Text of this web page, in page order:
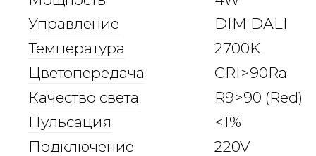
Пульсация
<1%
Подключение
220V
Цветопередача
CRI>90Ra
Качество света
R9>90 (Red)
Управление
DIM DALI
Температура
2700K